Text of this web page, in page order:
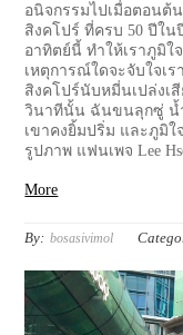
อนิจกรรมไปเมื่อตอนต้
สิงคโปร์ ที่ครบ 50 ปีใ
อาทิตย์นี้ ทำให้เราภูมิ
เหตุการณ์ใดจะจับใจเ
สิงคโปร์นับหมี่นเปล่งเ
วินาทีนั้น ฉันขนลุกซู่ น้ำ
เขาคงยิ้มปริ่ม และภูมิ
รูปภาพ แฟนเพจ Lee
More
By: bosasivimol